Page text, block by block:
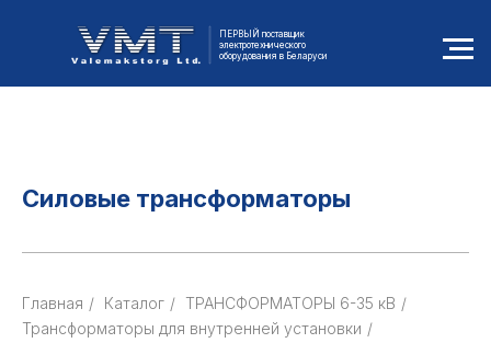
ПЕРВЫЙ поставщик
электротехнического
оборудования в Беларуси
Силовые трансформаторы
Главная / Каталог / ТРАНСФОРМАТОРЫ 6-35 кВ /
Трансформаторы для внутренней установки /